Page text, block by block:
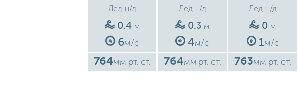
Лед н/д
0.4 м
6м/с
764мм рт. ст.
Лед н/д
0.3 м
4м/с
764мм рт. ст.
Лед н/д
0 м
1м/с
763мм рт. ст.